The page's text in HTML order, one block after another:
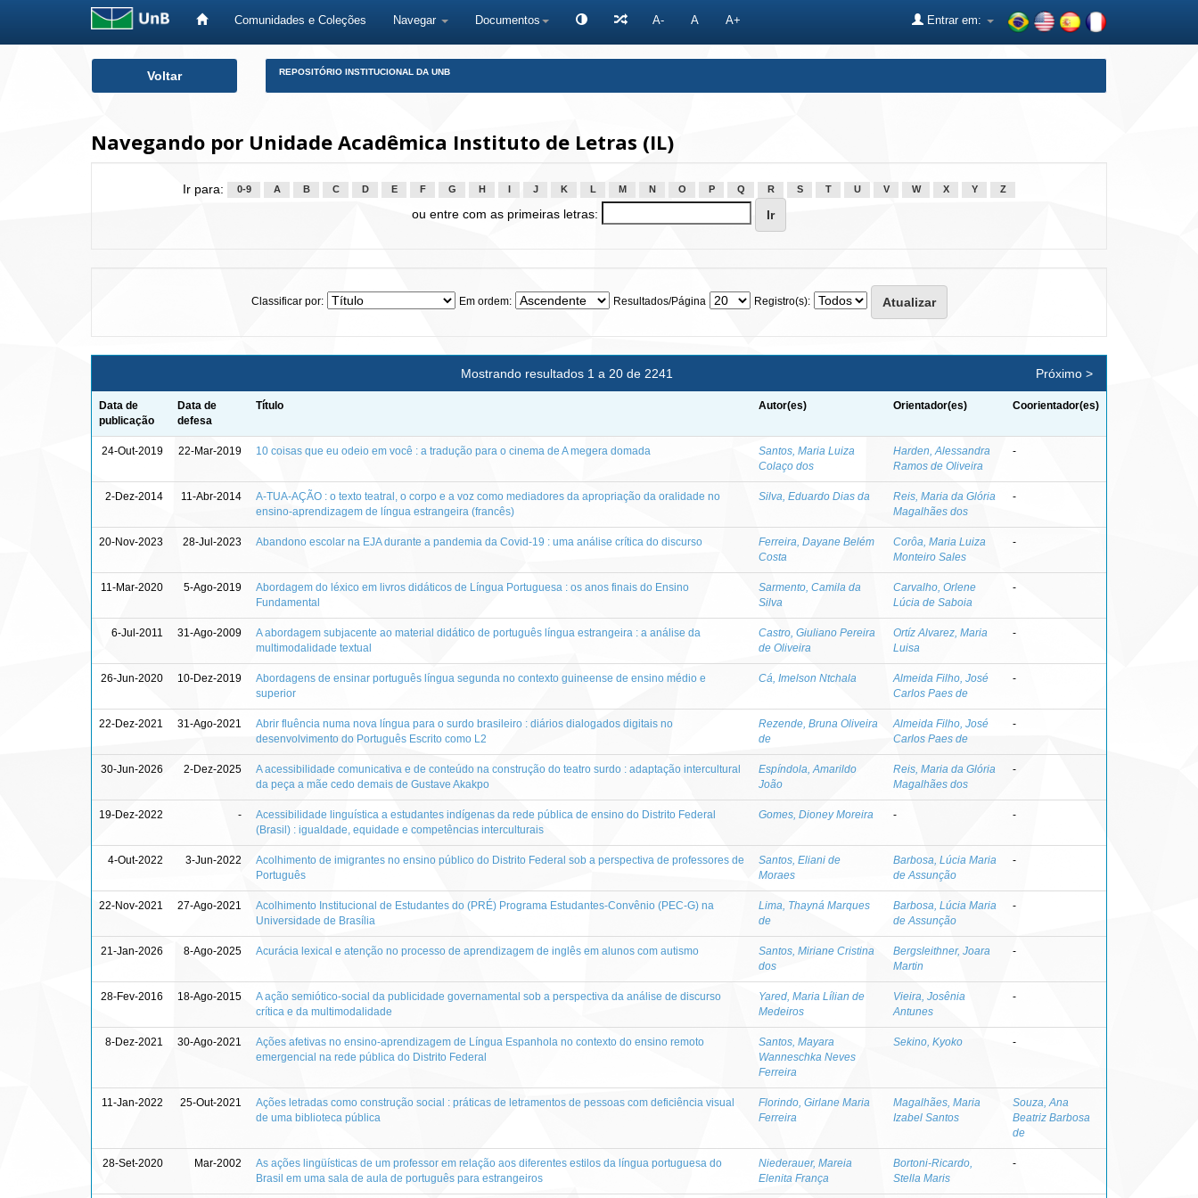
Comunidades e Coleções Navegar Documentos A- A A+ Entrar em:
Voltar REPOSITÓRIO INSTITUCIONAL DA UNB
Navegando por Unidade Acadêmica Instituto de Letras (IL)
Ir para: 0-9 A B C D E F G H J K L M N O P Q R S T U V W X Y Z
ou entre com as primeiras letras:
Classificar por: Em ordem: Resultados/Página Registro(s):
Mostrando resultados 1 a 20 de 2241 Próximo >
Data de
publicação
Data de
defesa
Título Autor(es) Orientador(es) Coorientador(es)
24-Out-2019 22-Mar-2019 10 coisas que eu odeio em você : a tradução para o cinema de A megera domada
Santos, Maria Luiza
Colaço dos
Harden, Alessandra
Ramos de Oliveira
-
2-Dez-2014 11-Abr-2014
A-TUA-AÇÃO : o texto teatral, o corpo e a voz como mediadores da apropriação da oralidade no
ensino-aprendizagem de língua estrangeira (francês)
Silva, Eduardo Dias da
Reis, Maria da Glória
Magalhães dos
-
20-Nov-2023 28-Jul-2023 Abandono escolar na EJA durante a pandemia da Covid-19 : uma análise crítica do discurso
Ferreira, Dayane Belém
Costa
Corôa, Maria Luiza
Monteiro Sales
-
11-Mar-2020 5-Ago-2019
Abordagem do léxico em livros didáticos de Língua Portuguesa : os anos finais do Ensino
Fundamental
Sarmento, Camila da
Silva
Carvalho, Orlene
Lúcia de Saboia
-
6-Jul-2011 31-Ago-2009
A abordagem subjacente ao material didático de português língua estrangeira : a análise da
multimodalidade textual
Castro, Giuliano Pereira
de Oliveira
Ortíz Alvarez, Maria
Luisa
-
26-Jun-2020 10-Dez-2019
Abordagens de ensinar português língua segunda no contexto guineense de ensino médio e
superior
Cá, Imelson Ntchala
Almeida Filho, José
Carlos Paes de
-
22-Dez-2021 31-Ago-2021
Abrir fluência numa nova língua para o surdo brasileiro : diários dialogados digitais no
desenvolvimento do Português Escrito como L2
Rezende, Bruna Oliveira
de
Almeida Filho, José
Carlos Paes de
-
30-Jun-2026 2-Dez-2025
A acessibilidade comunicativa e de conteúdo na construção do teatro surdo : adaptação intercultural
da peça a mãe cedo demais de Gustave Akakpo
Espíndola, Amarildo
João
Reis, Maria da Glória
Magalhães dos
-
19-Dez-2022 -
Acessibilidade linguística a estudantes indígenas da rede pública de ensino do Distrito Federal
(Brasil) : igualdade, equidade e competências interculturais
Gomes, Dioney Moreira - -
4-Out-2022 3-Jun-2022
Acolhimento de imigrantes no ensino público do Distrito Federal sob a perspectiva de professores de
Português
Santos, Eliani de
Moraes
Barbosa, Lúcia Maria
de Assunção
-
22-Nov-2021 27-Ago-2021
Acolhimento Institucional de Estudantes do (PRÉ) Programa Estudantes-Convênio (PEC-G) na
Universidade de Brasília
Lima, Thayná Marques
de
Barbosa, Lúcia Maria
de Assunção
-
21-Jan-2026 8-Ago-2025 Acurácia lexical e atenção no processo de aprendizagem de inglês em alunos com autismo
Santos, Miriane Cristina
dos
Bergsleithner, Joara
Martin
-
28-Fev-2016 18-Ago-2015
A ação semiótico-social da publicidade governamental sob a perspectiva da análise de discurso
crítica e da multimodalidade
Yared, Maria Lílian de
Medeiros
Vieira, Josênia
Antunes
-
8-Dez-2021 30-Ago-2021
Ações afetivas no ensino-aprendizagem de Língua Espanhola no contexto do ensino remoto
emergencial na rede pública do Distrito Federal
Santos, Mayara
Wanneschka Neves
Ferreira
Sekino, Kyoko -
11-Jan-2022 25-Out-2021
Ações letradas como construção social : práticas de letramentos de pessoas com deficiência visual
de uma biblioteca pública
Florindo, Girlane Maria
Ferreira
Magalhães, Maria
Izabel Santos
Souza, Ana
Beatriz Barbosa
de
28-Set-2020 Mar-2002
As ações lingüísticas de um professor em relação aos diferentes estilos da língua portuguesa do
Brasil em uma sala de aula de português para estrangeiros
Niederauer, Mareia
Elenita França
Bortoni-Ricardo,
Stella Maris
-